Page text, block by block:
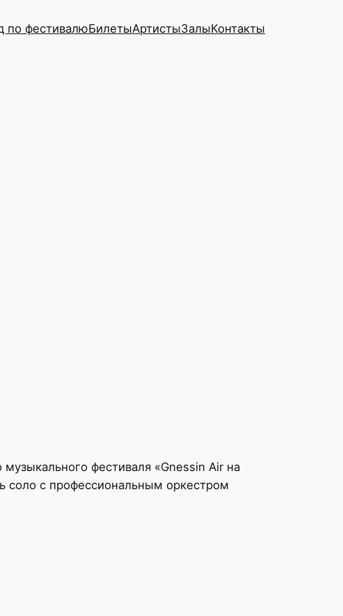
по фестивалюБилетыАртистыЗалыКонтакты
фестиваля «Gnessin Air на
соло с профессиональным оркестром